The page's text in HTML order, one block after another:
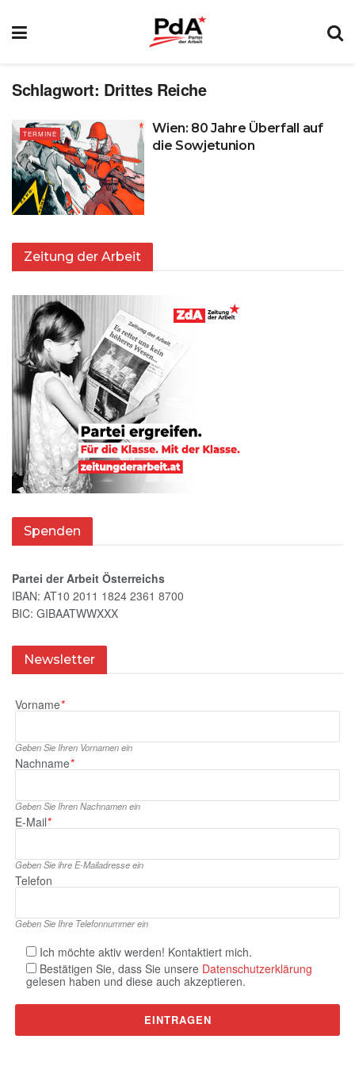
Schlagwort: Drittes Reiche
TERMINE
Wien: 80 Jahre Überfall auf
die Sowjetunion
Zeitung der Arbeit
Spenden
Partei der Arbeit Österreichs
IBAN: AT10 2011 1824 2361 8700
BIC: GIBAATWWXXX
Newsletter
Vorname*
Geben Sie Ihren Vornamen ein
Nachname*
Geben Sie Ihren Nachnamen ein
E‑Mail*
Geben Sie ihre E‑Mailadresse ein
Telefon
Geben Sie Ihre Telefonnummer ein
Ich möchte aktiv werden! Kontaktiert mich.
Bestätigen Sie, dass Sie unsere Datenschutzerklärung
gelesen haben und diese auch akzeptieren.